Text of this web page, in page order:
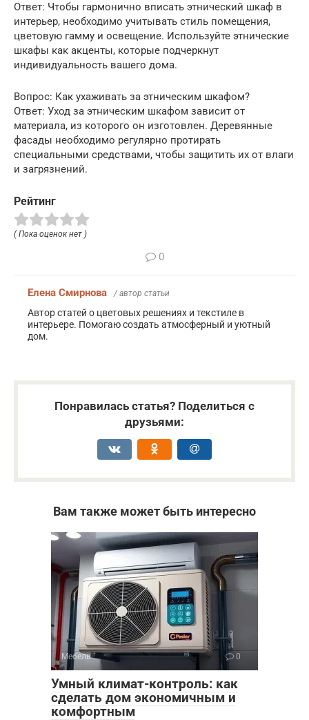
Ответ: Чтобы гармонично вписать этнический шкаф в
интерьер, необходимо учитывать стиль помещения,
цветовую гамму и освещение. Используйте этнические
шкафы как акценты, которые подчеркнут
индивидуальность вашего дома.
Вопрос: Как ухаживать за этническим шкафом?
Ответ: Уход за этническим шкафом зависит от
материала, из которого он изготовлен. Деревянные
фасады необходимо регулярно протирать
специальными средствами, чтобы защитить их от влаги
и загрязнений.
Рейтинг
( Пока оценок нет )
0
Елена Смирнова / автор статьи
Автор статей о цветовых решениях и текстиле в
интерьере. Помогаю создать атмосферный и уютный
дом.
Понравилась статья? Поделиться с
друзьями:
Вам также может быть интересно
Мебель 0
Умный климат-контроль: как
сделать дом экономичным и
комфортным